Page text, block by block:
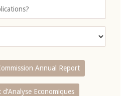
Annual Report
Economiques